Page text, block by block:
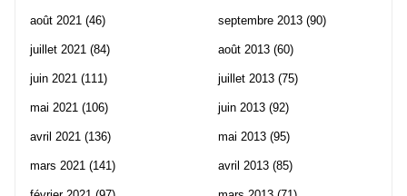
août 2021 (46)
juillet 2021 (84)
juin 2021 (111)
mai 2021 (106)
avril 2021 (136)
mars 2021 (141)
septembre 2013 (90)
août 2013 (60)
juillet 2013 (75)
juin 2013 (92)
mai 2013 (95)
avril 2013 (85)